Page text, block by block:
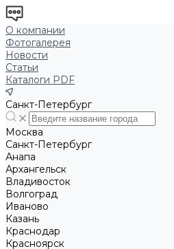
О компании
Фотогалерея
Новости
Статьи
Каталоги PDF
Санкт-Петербург
Москва
Санкт-Петербург
Анапа
Архангельск
Владивосток
Волгоград
Иваново
Казань
Краснодар
Красноярск